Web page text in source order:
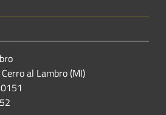
al Lambro (MI)